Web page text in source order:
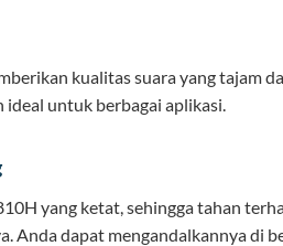
kualitas suara yang tajam
untuk berbagai aplikasi.
yang ketat, sehingga tahan
Anda dapat mengandalkannya di